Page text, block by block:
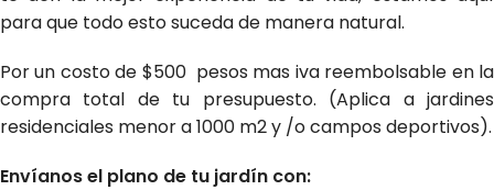
para que todo esto suceda de manera natural.
Por un costo de $500 pesos mas iva reembolsable en la
compra total de tu presupuesto. (Aplica a jardines
residenciales menor a 1000 m2 y /o campos deportivos).
Envíanos el plano de tu jardín con: